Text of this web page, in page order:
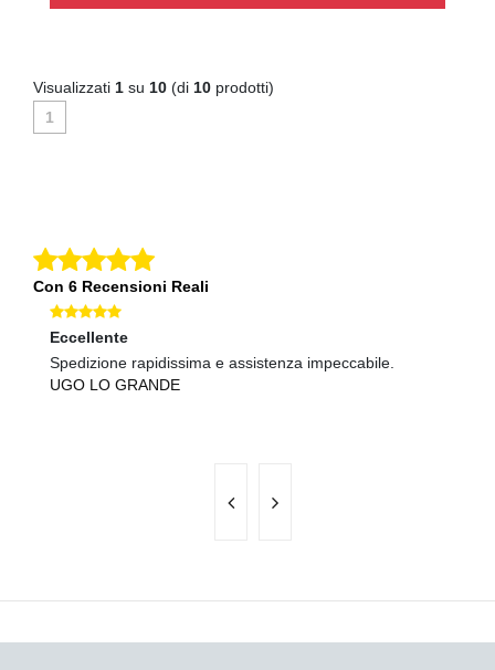
Visualizzati 1 su 10 (di 10 prodotti)
1
Con 6 Recensioni Reali
Eccellente
Spedizione rapidissima e assistenza impeccabile.
UGO LO GRANDE